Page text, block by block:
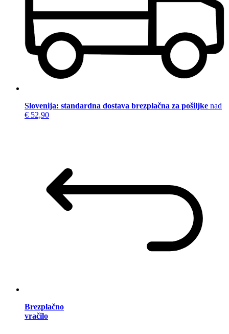
Slovenija: standardna dostava brezplačna za pošiljke nad
€ 52,90
Brezplačno
vračilo